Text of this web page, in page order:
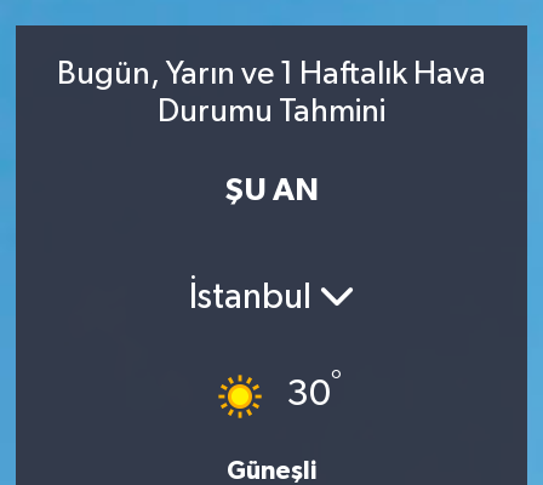
Bugün, Yarın ve 1 Haftalık Hava
Durumu Tahmini
ŞU AN
İstanbul
30°
Güneşli
Haber Arşivi